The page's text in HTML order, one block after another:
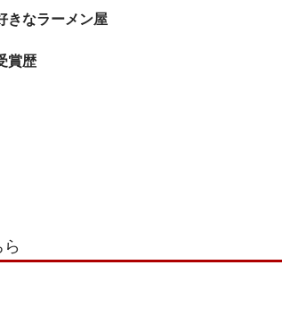
きなラーメン屋
賞歴